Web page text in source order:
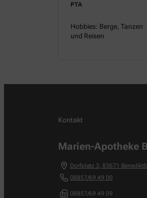
PTA
Hobbies: Berge, Tanzen
und Reisen
Kontakt
Marien-Apotheke
Dorfplatz 3, 83671
08857/69 49 00
08857/69 49 09